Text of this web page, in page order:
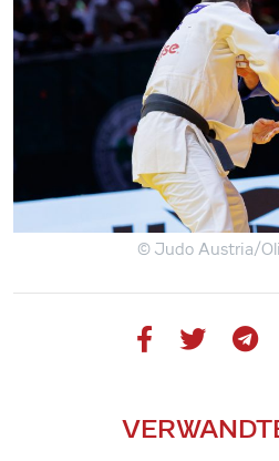
© Judo Austria/